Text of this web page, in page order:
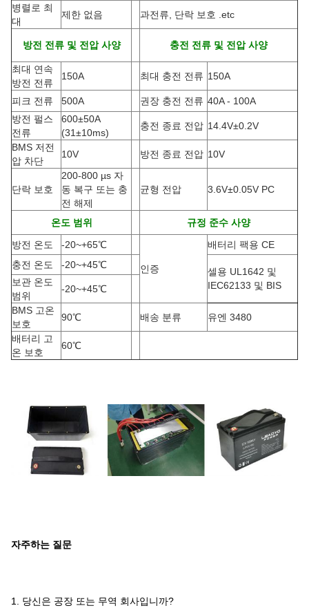
병렬로 최
대
제한 없음 과전류, 단락 보호 .etc
방전 전류 및 전압 사양 충전 전류 및 전압 사양
최대 연속
방전 전류
150A 최대 충전 전류 150A
피크 전류 500A 권장 충전 전류 40A - 100A
방전 펄스
전류
600±50A
(31±10ms)
충전 종료 전압 14.4V±0.2V
BMS 저전
압 차단
10V 방전 종료 전압 10V
단락 보호
200-800 µs 자
동 복구 또는 충
전 해제
균형 전압 3.6V±0.05V PC
온도 범위
규정 준수 사양
방전 온도
-20~+65℃
인증
배터리 팩용 CE
충전 온도
-20~+45℃
셀용 UL1642 및
IEC62133 및 BIS
보관 온도
범위
-20~+45℃
BMS 고온
보호
90℃ 배송 분류
유엔 3480
배터리 고
온 보호
60℃
자주하는 질문
1. 당신은 공장 또는 무역 회사입니까?